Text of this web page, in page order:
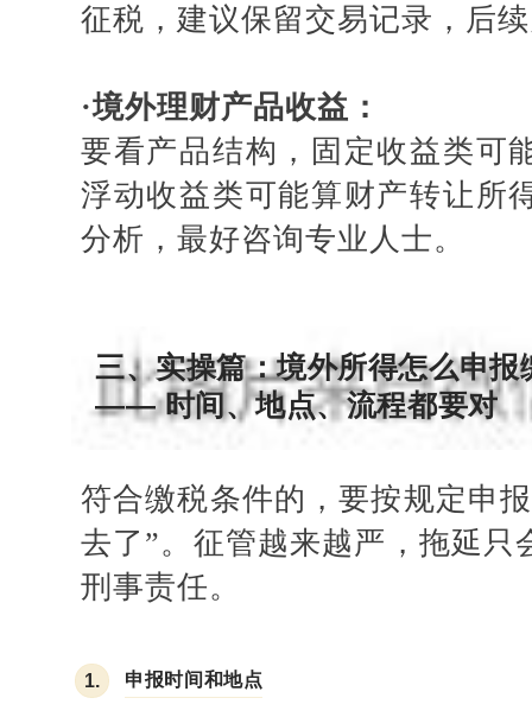
征税，建议保留交易记录，后
·境外理财产品收益：
要看产品结构，固定收益类可
浮动收益类可能算财产转让所
分析，最好咨询专业人士。
三、实操篇：境外所得怎么申报
—— 时间、地点、流程都要对
符合缴税条件的，要按规定申
去了”。征管越来越严，拖延
刑事责任。
1. 申报时间和地点